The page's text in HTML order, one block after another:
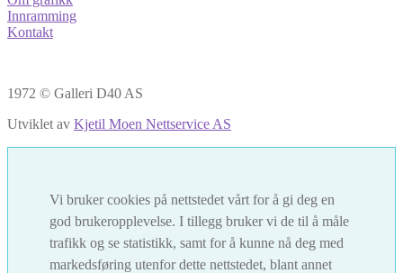
Innramming
Kontakt
1972 © Galleri D40 AS
Utviklet av Kjetil Moen Nettservice AS
Vi bruker cookies på nettstedet vårt for å gi deg en
god brukeropplevelse. I tillegg bruker vi de til å måle
trafikk og se statistikk, samt for å kunne nå deg med
markedsføring utenfor dette nettstedet, blant annet